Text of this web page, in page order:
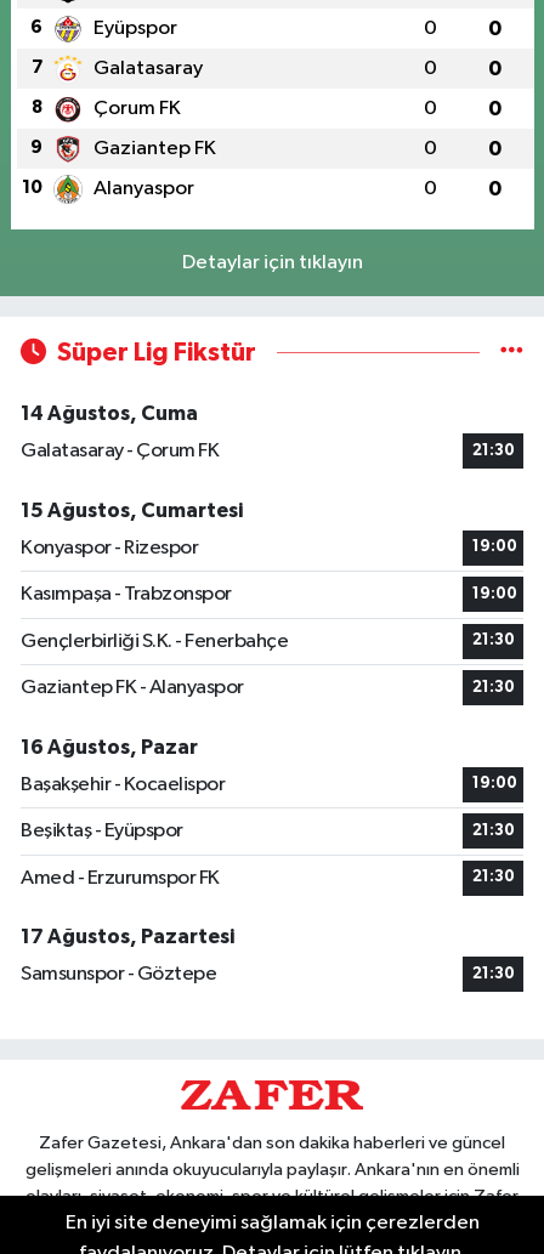
6 Eyüpspor 0 0
7 Galatasaray 0 0
8 Çorum FK 0 0
9 Gaziantep FK 0 0
10 Alanyaspor 0 0
Detaylar için tıklayın
Süper Lig Fikstür
14 Ağustos, Cuma
Galatasaray - Çorum FK
21:30
15 Ağustos, Cumartesi
Konyaspor - Rizespor
19:00
Kasımpaşa - Trabzonspor 19:00
Gençlerbirliği S.K. - Fenerbahçe 21:30
Gaziantep FK - Alanyaspor 21:30
16 Ağustos, Pazar
Başakşehir - Kocaelispor
19:00
Beşiktaş - Eyüpspor 21:30
Amed - Erzurumspor FK 21:30
17 Ağustos, Pazartesi
Samsunspor - Göztepe
21:30
Zafer Gazetesi, Ankara'dan son dakika haberleri ve güncel
gelişmeleri anında okuyucularıyla paylaşır. Ankara'nın en önemli
olayları, siyaset, ekonomi, spor ve kültürel gelişmeler için Zafer
Gazetesi'ni takip edin. Başkentin güvendiği haber kaynağı.
En iyi site deneyimi sağlamak için çerezlerden